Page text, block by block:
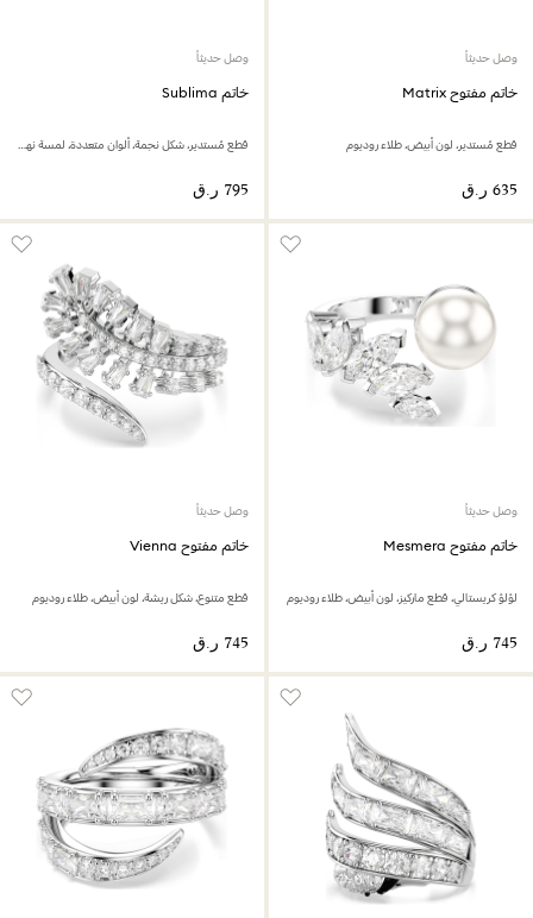
وصل حديثاً
خاتم مفتوح Matrix
قطع مُستدير، لون أبيض، طلاء روديوم
وصل حديثاً
خاتم Sublima
قطع مُستدير، شكل نجمة، ألوان متعددة، لمسة نهائية من الذهب عيار 18 قيراط
وصل حديثاً
خاتم مفتوح Mesmera
لؤلؤ كريستالي، قطع ماركيز، لون أبيض، طلاء روديوم
وصل حديثاً
خاتم مفتوح Vienna
قطع متنوع، شكل ريشة، لون أبيض، طلاء روديوم